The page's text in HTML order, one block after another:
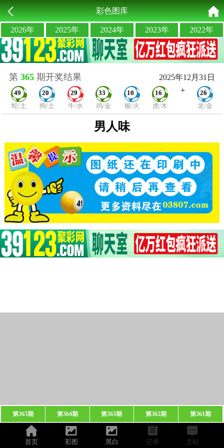
彩色图库
2026年 2025年 2024年 2023年 2022年
第 365期开奖结果 2025年12月31日
49
蛇/土
20
狗/土
29
牛/水
33
鸡/金
10
猴/火
16
虎/木
+
26
龙/金
男人味
第365期 第364期 第363期 第362期 第361期
首页 彩图 黑白 记录 主站